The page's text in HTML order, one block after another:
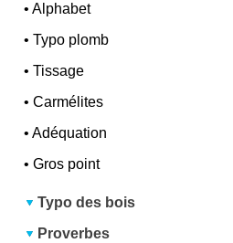
•Alphabet
•Typo plomb
•Tissage
•Carmélites
•Adéquation
•Gros point
Typo des bois
Proverbes